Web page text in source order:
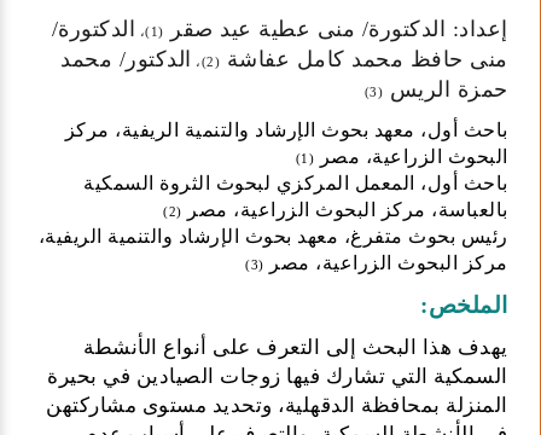
إعداد: الدكتورة/ منى عطية عيد صقر (1)،
الدكتورة/
منى حافظ محمد كامل عفاشة (2)،
الدكتور/ محمد
حمزة الريس (3)
باحث أول، معهد بحوث الإرشاد والتنمية الريفية، مركز
البحوث الزراعية، مصر
(1)
باحث أول، المعمل المركزي لبحوث الثروة السمكية
بالعباسة، مركز البحوث الزراعية، مصر
(2)
رئيس بحوث متفرغ، معهد بحوث الإرشاد والتنمية الريفية،
مركز البحوث الزراعية، مصر
(3)
الملخص:
يهدف هذا البحث إلى التعرف على أنواع الأنشطة
السمكية التي تشارك فيها زوجات الصيادين في بحيرة
المنزلة بمحافظة الدقهلية، وتحديد مستوى مشاركتهن